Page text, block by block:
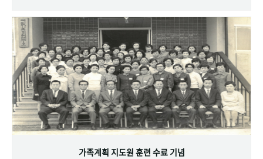
가족계획 지도원 훈련 수료 기념